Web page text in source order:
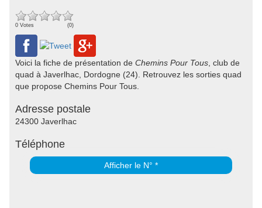
0 Votes (0)
Voici la fiche de présentation de Chemins Pour Tous , club de
quad à Javerlhac, Dordogne (24). Retrouvez les sorties quad
que propose Chemins Pour Tous.
Adresse postale
24300 Javerlhac
Téléphone
Afficher le N° *